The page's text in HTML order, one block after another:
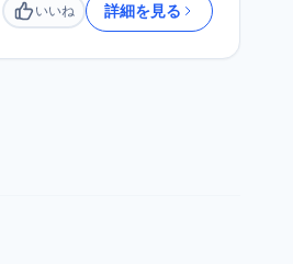
いいね
いいね 詳細を見る